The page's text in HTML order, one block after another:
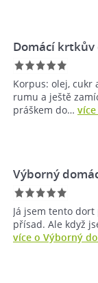
Domácí
Korpus: olej, cukr
rumu a ještě
práškem do…
Výborný
Já jsem tento
přísad. Ale když
více o Výborný